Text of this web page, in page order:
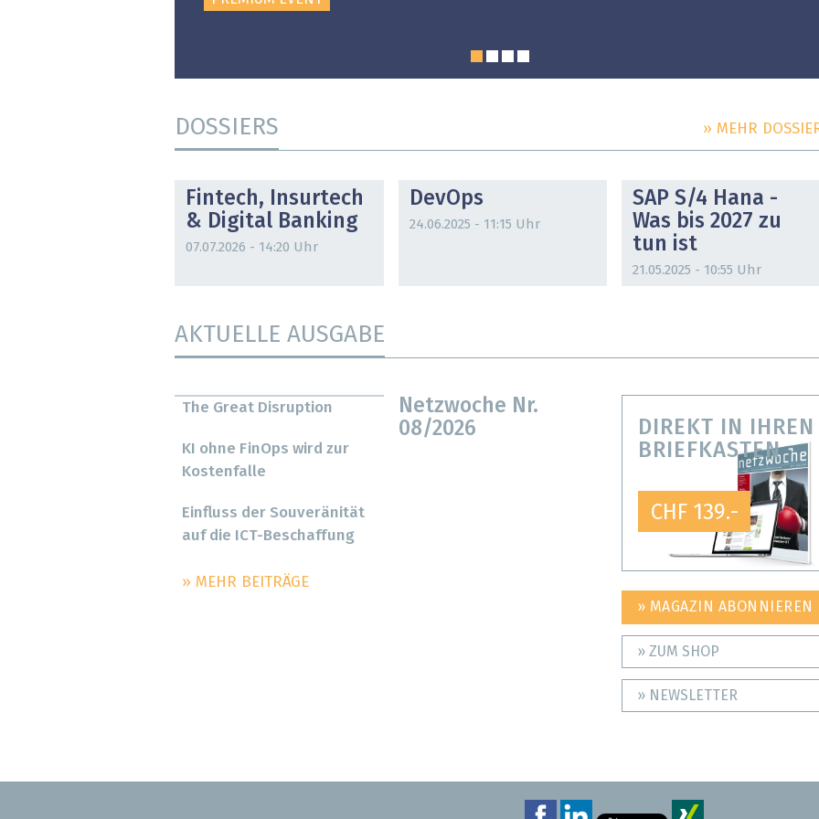
DOSSIERS » MEHR
Fintech, Insurtech
& Digital Banking
07.07.2026 - 14:20 Uhr
DevOps
24.06.2025 - 11:15 Uhr
SAP S/4 Hana -
Was bis 2027 zu
tun ist
21.05.2025 - 10:55 Uhr
AKTUELLE AUSGABE
Netzwoche Nr.
08/2026
The Great Disruption
KI ohne FinOps wird zur
Kostenfalle
Einfluss der Souveränität
auf die ICT-Beschaffung
» MEHR BEITRÄGE
DIREKT IN IHREN
BRIEFKASTEN
CHF 139.-
» MAGAZIN ABONNIEREN
» ZUM SHOP
» NEWSLETTER